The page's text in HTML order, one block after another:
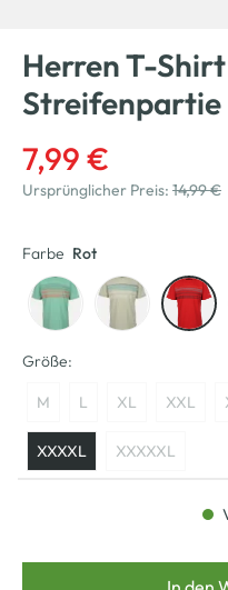
Herren T-
Streifenpartie
7,99 €
Ursprünglicher Preis: 14,99 €
Farbe Rot
Größe:
M L XL XXL
XXXXL XXXXXL